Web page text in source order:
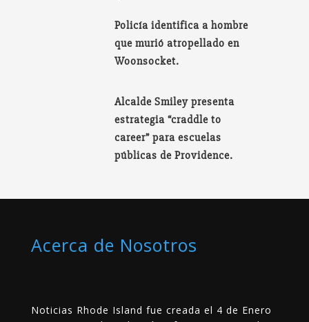
Policía identifica a hombre
que murió atropellado en
Woonsocket.
Alcalde Smiley presenta
estrategia “craddle to
career” para escuelas
públicas de Providence.
Acerca de Nosotros
Noticias Rhode Island fue creada el 4 de Enero